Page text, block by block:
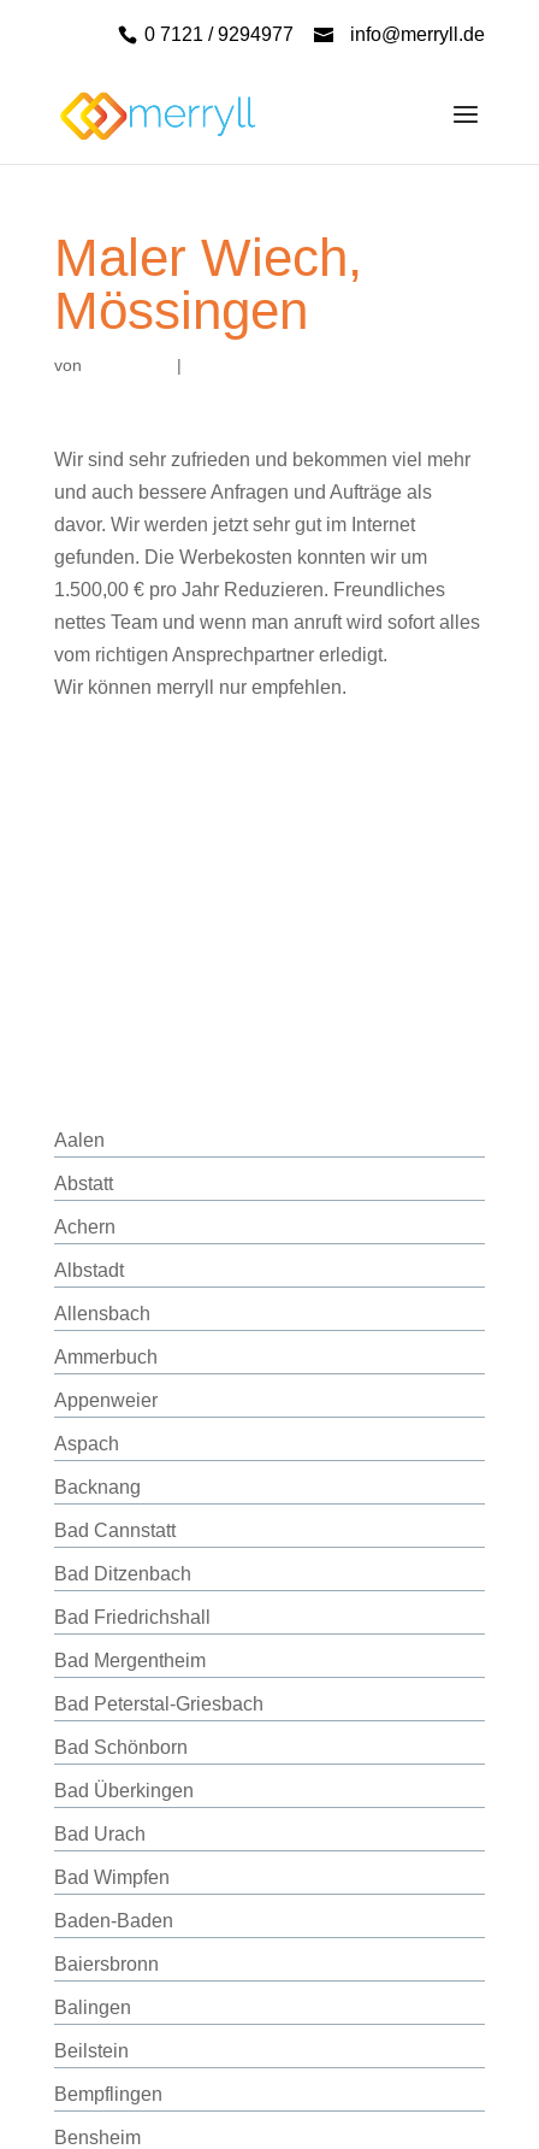
0 7121 / 9294977 info@merryll.de
Maler Wiech,
Mössingen
von |
Wir sind sehr zufrieden und bekommen viel mehr
und auch bessere Anfragen und Aufträge als
davor. Wir werden jetzt sehr gut im Internet
gefunden. Die Werbekosten konnten wir um
1.500,00 € pro Jahr Reduzieren. Freundliches
nettes Team und wenn man anruft wird sofort alles
vom richtigen Ansprechpartner erledigt.
Wir können merryll nur empfehlen.
Aalen
Abstatt
Achern
Albstadt
Allensbach
Ammerbuch
Appenweier
Aspach
Backnang
Bad Cannstatt
Bad Ditzenbach
Bad Friedrichshall
Bad Mergentheim
Bad Peterstal-Griesbach
Bad Schönborn
Bad Überkingen
Bad Urach
Bad Wimpfen
Baden-Baden
Baiersbronn
Balingen
Beilstein
Bempflingen
Bensheim